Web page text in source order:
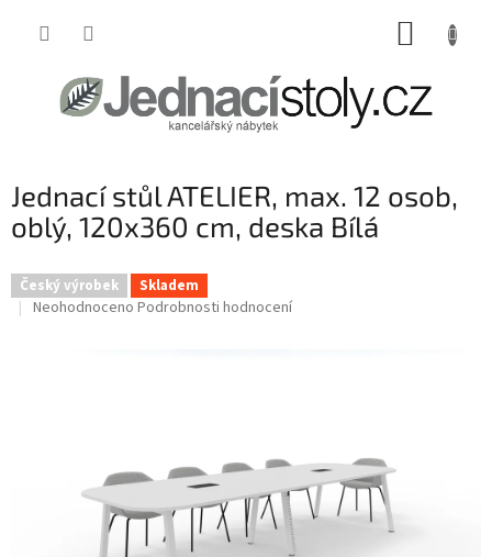
Jednací stůl ATELIER, max. 12 osob,
oblý, 120x360 cm, deska Bílá
Český výrobek Skladem
Průměrné
Neohodnoceno Podrobnosti hodnocení